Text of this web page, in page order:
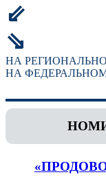
⇙
⇘
НА
НА